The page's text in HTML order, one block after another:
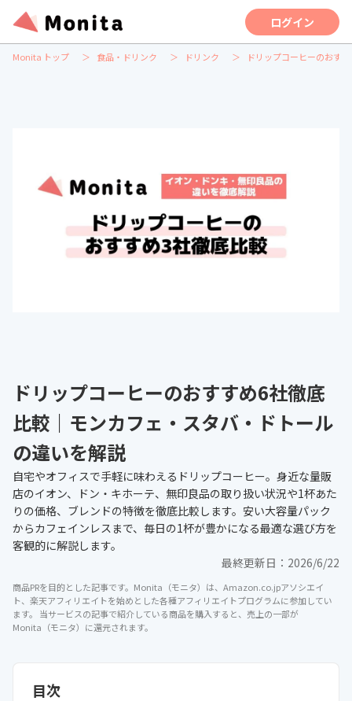
ログイン
Monita トップ 食品・ドリンク ドリンク ドリップコーヒーのおす
ドリップコーヒーのおすすめ6社徹底
比較｜モンカフェ・スタバ・ドトール
の違いを解説
自宅やオフィスで手軽に味わえるドリップコーヒー。身近な量販
店のイオン、ドン・キホーテ、無印良品の取り扱い状況や1杯あた
りの価格、ブレンドの特徴を徹底比較します。安い大容量パック
からカフェインレスまで、毎日の1杯が豊かになる最適な選び方を
客観的に解説します。
最終更新日： 2026/6/22
商品PRを目的とした記事です。Monita（モニタ）は、Amazon.co.jpアソシエイ
ト、楽天アフィリエイトを始めとした各種アフィリエイトプログラムに参加してい
ます。 当サービスの記事で紹介している商品を購入すると、売上の一部が
Monita（モニタ）に還元されます。
目次